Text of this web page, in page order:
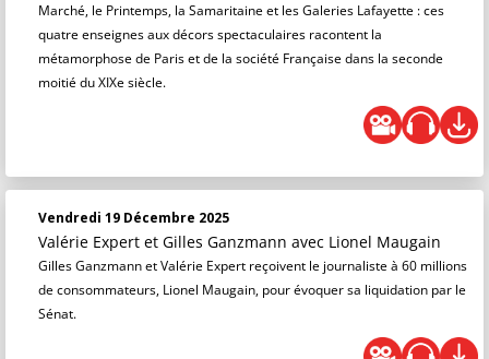
Marché, le Printemps, la Samaritaine et les Galeries Lafayette : ces
quatre enseignes aux décors spectaculaires racontent la
métamorphose de Paris et de la société Française dans la seconde
moitié du XIXe siècle.
Vendredi 19 Décembre 2025
Valérie Expert et Gilles Ganzmann avec Lionel Maugain
Gilles Ganzmann et Valérie Expert reçoivent le journaliste à 60 millions
de consommateurs, Lionel Maugain, pour évoquer sa liquidation par le
Sénat.